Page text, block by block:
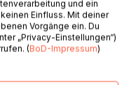
Da war es ein
und ein
Einfluss. Mit deiner
Vorgänge ein. Du
„Privacy-Einstellungen“)
(BoD-Impressum)